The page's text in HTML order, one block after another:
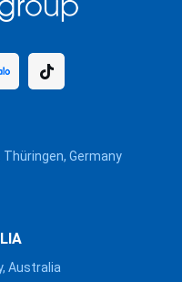
Germany
Australia